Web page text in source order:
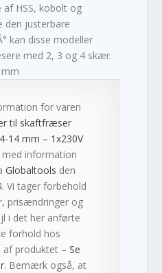
HSS, kobolt og
den justerbare
kan disse modeller
med 2, 3 og 4 skær.
for varen
til skaftfræser
14 mm – 1x230V
information
Globaltools den
Vi tager forbehold
prisændringer og
i det her anførte
forhold hos
af produktet –Se
. Bemærk også, at